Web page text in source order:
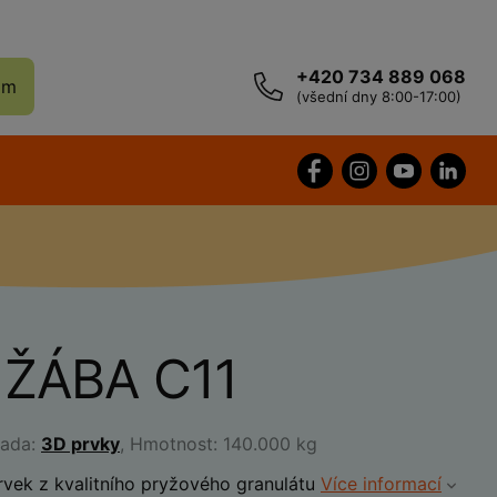
+420 734 889 068
(všední dny 8:00-17:00)
C11
3D prvky, Hmotnost: 140.000 kg
z kvalitního pryžového granulátu Více informací